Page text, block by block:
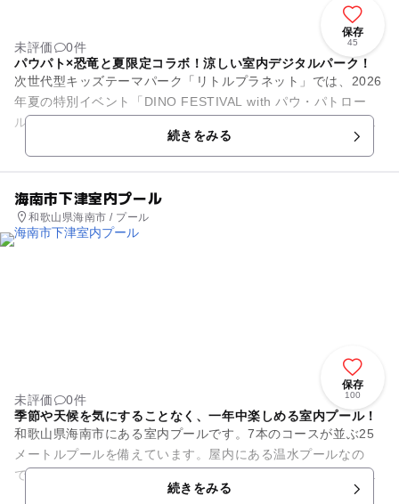
保存
45
未評価
0件
パウパト×恐竜と夏限定コラボ！涼しい室内デジタルパーク！
次世代型キッズテーマパーク「リトルプラネット」では、2026
年夏の特別イベント「DINO FESTIVAL with パウ・パトロー
ル」を開催中！映画公開を記念した、今しか楽しめない大迫力
続きをみる
海南市下津室内プール
和歌山県海南市 / プール
保存
100
未評価
0件
季節や天候を気にすることなく、一年中楽しめる室内プール！
和歌山県海南市にある室内プールです。7本のコースが並ぶ25
メートルプールを備えています。屋内にある温水プールなの
で、一年中季節や天候を気にすることなく、快適に水泳や水遊
びを楽しむことができます。...続きをみる